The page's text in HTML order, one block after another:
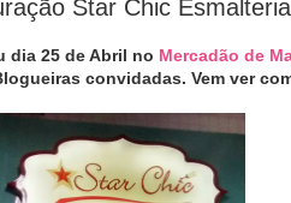
Star Chic Esmalteria
dia 25 de Abril no Mercadão de
convidadas. Vem ver